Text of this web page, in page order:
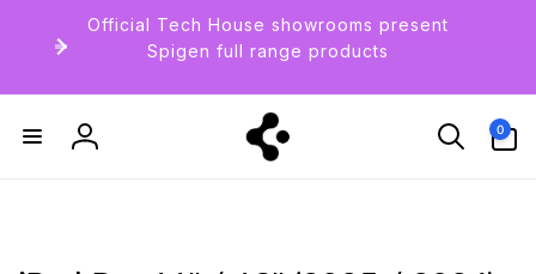
む
Official Tech House showrooms present
Spigen full range products
ロ
0
ア
イ